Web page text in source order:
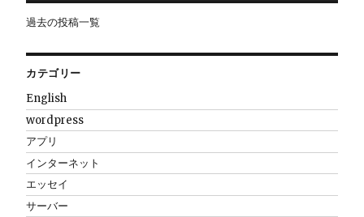
過去の投稿一覧
カテゴリー
English
wordpress
アプリ
インターネット
エッセイ
サーバー